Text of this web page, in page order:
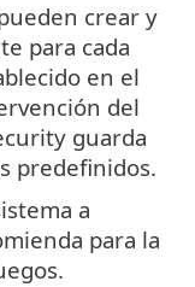
crear y
para cada
en el
del
guarda
predefinidos.
a
para la